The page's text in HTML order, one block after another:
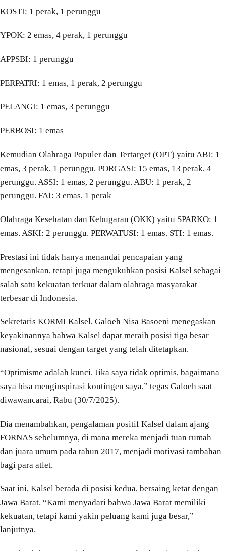
KOSTI: 1 perak, 1 perunggu
YPOK: 2 emas, 4 perak, 1 perunggu
APPSBI: 1 perunggu
PERPATRI: 1 emas, 1 perak, 2 perunggu
PELANGI: 1 emas, 3 perunggu
PERBOSI: 1 emas
Kemudian Olahraga Populer dan Tertarget (OPT) yaitu ABI: 1
emas, 3 perak, 1 perunggu. PORGASI: 15 emas, 13 perak, 4
perunggu. ASSI: 1 emas, 2 perunggu. ABU: 1 perak, 2
perunggu. FAI: 3 emas, 1 perak
Olahraga Kesehatan dan Kebugaran (OKK) yaitu SPARKO: 1
emas. ASKI: 2 perunggu. PERWATUSI: 1 emas. STI: 1 emas.
Prestasi ini tidak hanya menandai pencapaian yang
mengesankan, tetapi juga mengukuhkan posisi Kalsel sebagai
salah satu kekuatan terkuat dalam olahraga masyarakat
terbesar di Indonesia.
Sekretaris KORMI Kalsel, Galoeh Nisa Basoeni menegaskan
keyakinannya bahwa Kalsel dapat meraih posisi tiga besar
nasional, sesuai dengan target yang telah ditetapkan.
“Optimisme adalah kunci. Jika saya tidak optimis, bagaimana
saya bisa menginspirasi kontingen saya,” tegas Galoeh saat
diwawancarai, Rabu (30/7/2025).
Dia menambahkan, pengalaman positif Kalsel dalam ajang
FORNAS sebelumnya, di mana mereka menjadi tuan rumah
dan juara umum pada tahun 2017, menjadi motivasi tambahan
bagi para atlet.
Saat ini, Kalsel berada di posisi kedua, bersaing ketat dengan
Jawa Barat. “Kami menyadari bahwa Jawa Barat memiliki
kekuatan, tetapi kami yakin peluang kami juga besar,”
lanjutnya.